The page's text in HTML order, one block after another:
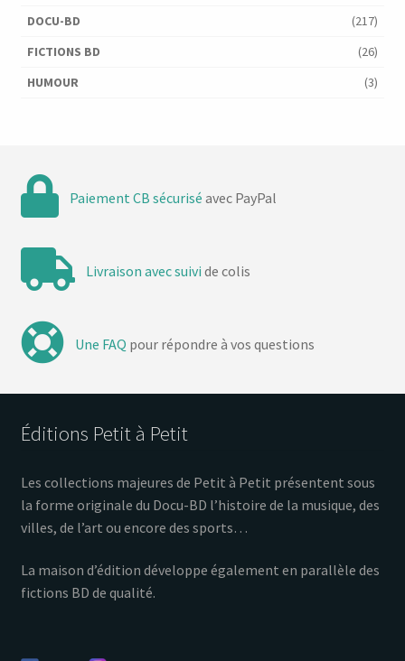
DOCU-BD
(217)
FICTIONS BD
(26)
HUMOUR
(3)
Paiement CB sécurisé avec PayPal
Livraison avec suivi de colis
Une FAQ pour répondre à vos questions
Éditions Petit à Petit
Les collections majeures de Petit à Petit présentent sous
la forme originale du Docu-BD l’histoire de la musique, des
villes, de l’art ou encore des sports…
La maison d’édition développe également en parallèle des
fictions BD de qualité.